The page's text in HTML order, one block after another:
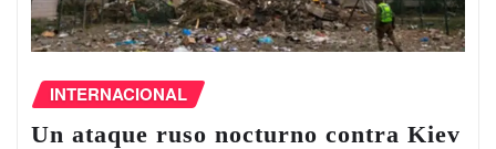
INTERNACIONAL
Un ataque ruso nocturno contra Kiev